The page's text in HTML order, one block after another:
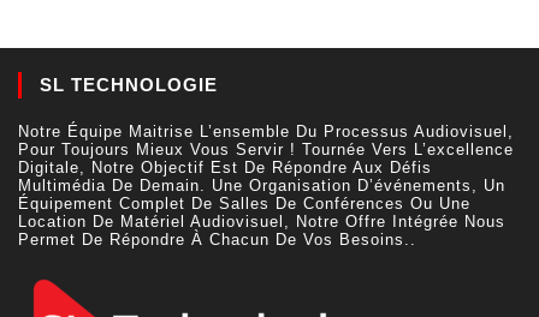
SL TECHNOLOGIE
Notre Équipe Maitrise L’ensemble Du Processus Audiovisuel,
Pour Toujours Mieux Vous Servir ! Tournée Vers L’excellence
Digitale, Notre Objectif Est De Répondre Aux Défis
Multimédia De Demain. Une Organisation D’événements, Un
Équipement Complet De Salles De Conférences Ou Une
Location De Matériel Audiovisuel, Notre Offre Intégrée Nous
Permet De Répondre À Chacun De Vos Besoins..